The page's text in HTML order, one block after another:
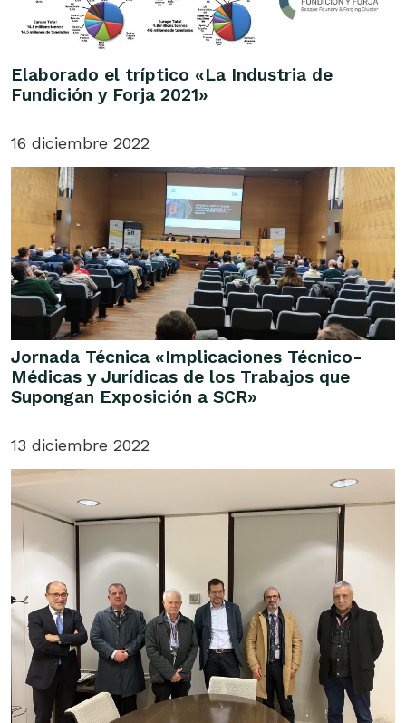
Elaborado el tríptico «La Industria de
Fundición y Forja 2021»
16 diciembre 2022
Jornada Técnica «Implicaciones Técnico-
Médicas y Jurídicas de los Trabajos que
Supongan Exposición a SCR»
13 diciembre 2022